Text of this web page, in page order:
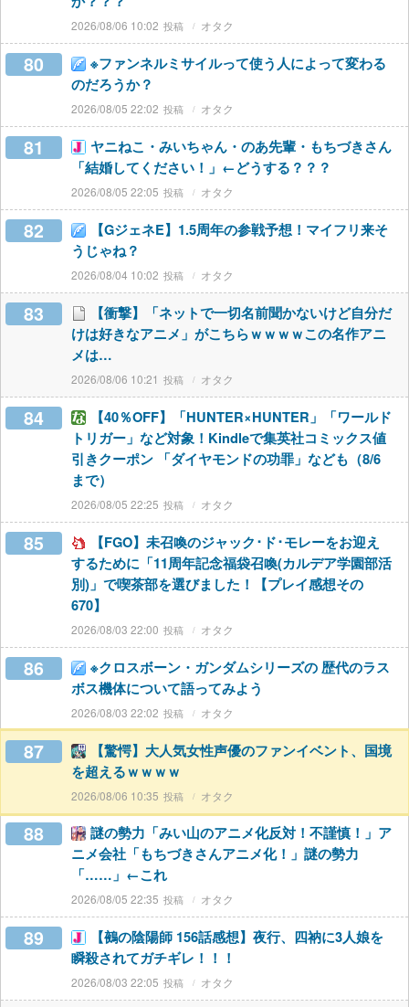
2026/08/06 10:02 オタク
80
※ファンネルミサイルって使う人によって変わる
のだろうか？
2026/08/05 22:02 オタク
81
ヤニねこ・みいちゃん・のあ先輩・もちづきさん
「結婚してください！」←どうする？？？
2026/08/05 22:05 オタク
82
【GジェネE】1.5周年の参戦予想！マイフリ来そ
うじゃね？
2026/08/04 10:02 オタク
83
【衝撃】「ネットで一切名前聞かないけど自分だ
けは好きなアニメ」がこちらｗｗｗｗこの名作アニ
メは…
2026/08/06 10:21 オタク
84
【40％OFF】「HUNTER×HUNTER」「ワールド
トリガー」など対象！Kindleで集英社コミックス値
引きクーポン 「ダイヤモンドの功罪」なども（8/6
まで）
2026/08/05 22:25 オタク
85
【FGO】未召喚のジャック･ド･モレーをお迎え
するために「11周年記念福袋召喚(カルデア学園部活
別)」で喫茶部を選びました！【プレイ感想その
670】
2026/08/03 22:00 オタク
86
※クロスボーン・ガンダムシリーズの 歴代のラス
ボス機体について語ってみよう
2026/08/03 22:02 オタク
87
【驚愕】大人気女性声優のファンイベント、国境
を超えるｗｗｗｗ
2026/08/06 10:35 オタク
88
謎の勢力「みい山のアニメ化反対！不謹慎！」ア
ニメ会社「もちづきさんアニメ化！」謎の勢力
「……」←これ
2026/08/05 22:35 オタク
89
【鵺の陰陽師 156話感想】夜行、四衲に3人娘を
瞬殺されてガチギレ！！！
2026/08/03 22:05 オタク